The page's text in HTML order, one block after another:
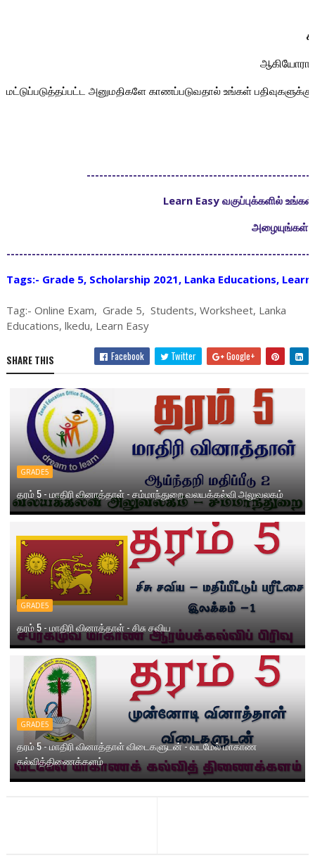
ஆகியோரால்
மட்டுப்படுத்தப்பட்ட அனுமதிகளே காணப்படுவதால் உங்கள்
Learn Easy வகுப்புக்களில்
அழையுங்கள்
Tags:- Grade 5, Scholarship 2021, Lanka Educations, Learn
Tag:- Online Exam, Grade 5, Students, Worksheet, Lanka
Educations, lkedu, Learn Easy
SHARE THIS Facebook Twitter Google+
GRADE5
தரம் 5 - மாதிரி வினாத்தாள் - சம்மாந்துறை வலயக்கல்வி அலுவலகம்
GRADE5
தரம் 5 - மாதிரி வினாத்தாள் - சிசு சவிய
GRADE5
தரம் 5 - மாதிரி வினாத்தாள் விடைகளுடன் - வடமேல் மாகாண
கல்வித்திணைக்களம்